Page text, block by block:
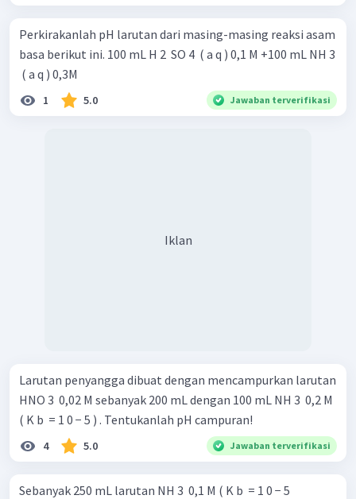
Perkirakanlah pH larutan dari masing-masing reaksi asam
basa berikut ini. 100 mL H 2 ​ SO 4 ​ ( a q ) 0,1 M +100 mL NH 3
​ ( a q ) 0,3M
1 5.0 Jawaban terverifikasi
Iklan
Larutan penyangga dibuat dengan mencampurkan larutan
HNO 3 ​ 0,02 M sebanyak 200 mL dengan 100 mL NH 3 ​ 0,2 M
( K b ​ = 1 0 − 5 ) . Tentukanlah pH campuran!
4 5.0 Jawaban terverifikasi
Sebanyak 250 mL larutan NH 3 ​ 0,1 M ( K b ​ = 1 0 − 5